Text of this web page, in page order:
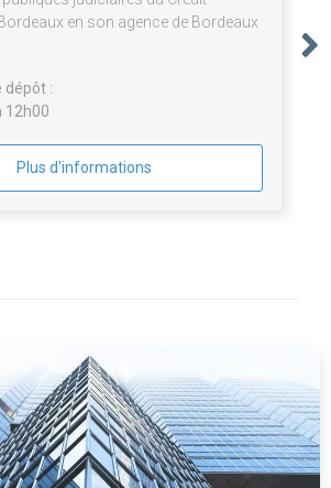
en son agence de Bordeaux
dépôt :
12h00
Plus d'informations